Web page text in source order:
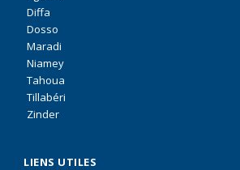
Diffa
Dosso
Maradi
Niamey
Tahoua
Tillabéri
Zinder
LIENS UTILES